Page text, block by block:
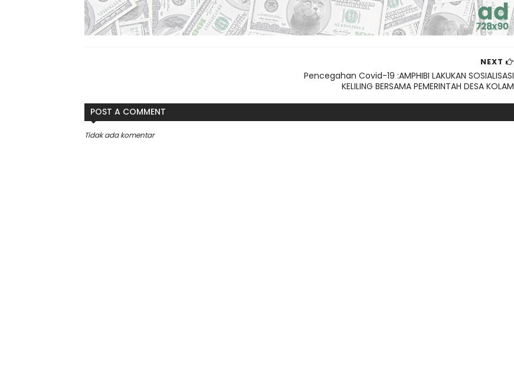
NEXT
Pencegahan Covid-19 :AMPHIBI LAKUKAN SOSIALISASI
KELILING BERSAMA PEMERINTAH DESA KOLAM
POST A COMMENT
Tidak ada komentar